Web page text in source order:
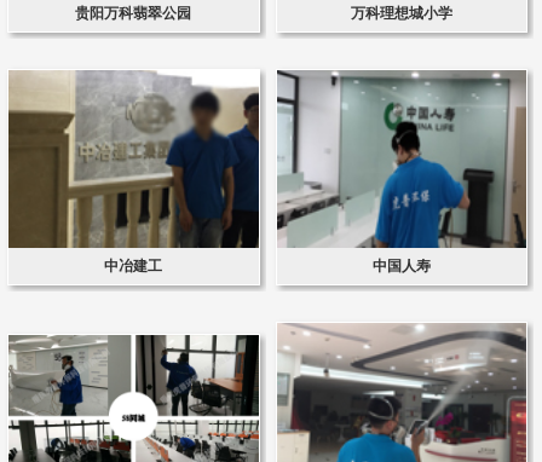
贵阳万科翡翠公园 万科理想城小学
中冶建工 中国人寿